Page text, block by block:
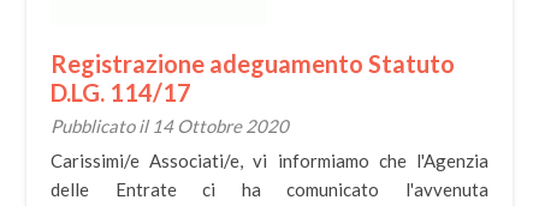
Registrazione adeguamento Statuto
D.LG. 114/17
Pubblicato il 14 Ottobre 2020
Carissimi/e Associati/e, vi informiamo che l'Agenzia
delle Entrate ci ha comunicato l'avvenuta